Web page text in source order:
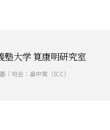
塾大学 筧康明研究室
｜司会：畠中実（ICC）